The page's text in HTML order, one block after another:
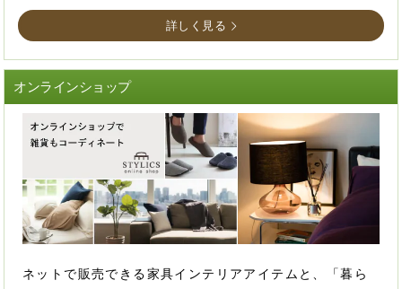
詳しく見る
オンラインショップ
ネットで販売できる家具インテリアアイテムと、「暮ら